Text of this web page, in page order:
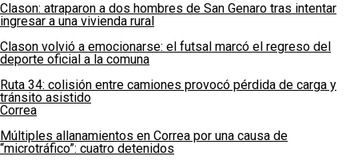
Clason: atraparon a dos hombres de San Genaro tras intentar
ingresar a una vivienda rural
Clason volvió a emocionarse: el futsal marcó el regreso del
deporte oficial a la comuna
Ruta 34: colisión entre camiones provocó pérdida de carga y
tránsito asistido
Correa
Múltiples allanamientos en Correa por una causa de
“microtráfico”: cuatro detenidos